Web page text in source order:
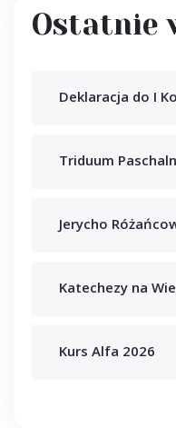
Ostatnie
Deklaracja do I
Triduum
Jerycho
Katechezy na
Kurs Alfa 2026